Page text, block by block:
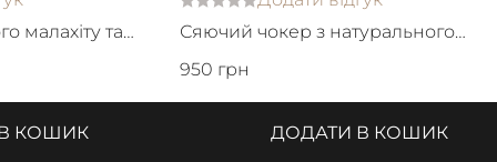
малахіту та
КОШИК
Сяючий чокер з натурального
гематиту
950 грн
ДОДАТИ В КОШИК